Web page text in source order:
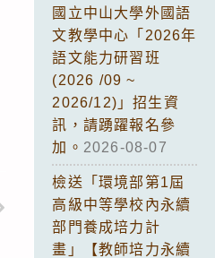
國立中山大學外國語
文教學中心「2026年
語文能力研習班
(2026 /09 ~
2026/12)」招生資
訊，請踴躍報名參
加。 2026-08-07
檢送「環境部第1屆
高級中等學校內永續
部門養成培力計
畫」【教師培力永續